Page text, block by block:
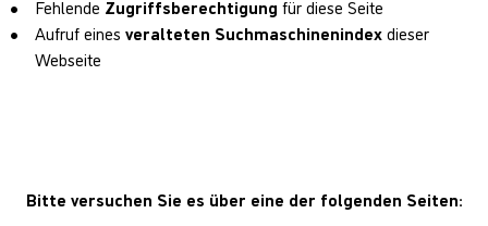
Fehlende Zugriffsberechtigung für diese Seite
Aufruf eines veralteten Suchmaschinenindexdieser
Webseite
Bitte versuchen Sie es über eine der folgenden Seiten: